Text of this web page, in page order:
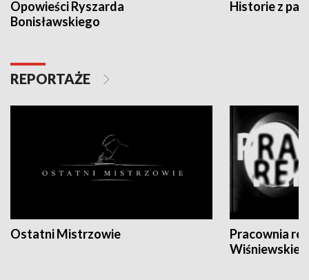
Opowieści Ryszarda
Bonisławskiego
Historie z
REPORTAŻE
Ostatni Mistrzowie
Pracownia